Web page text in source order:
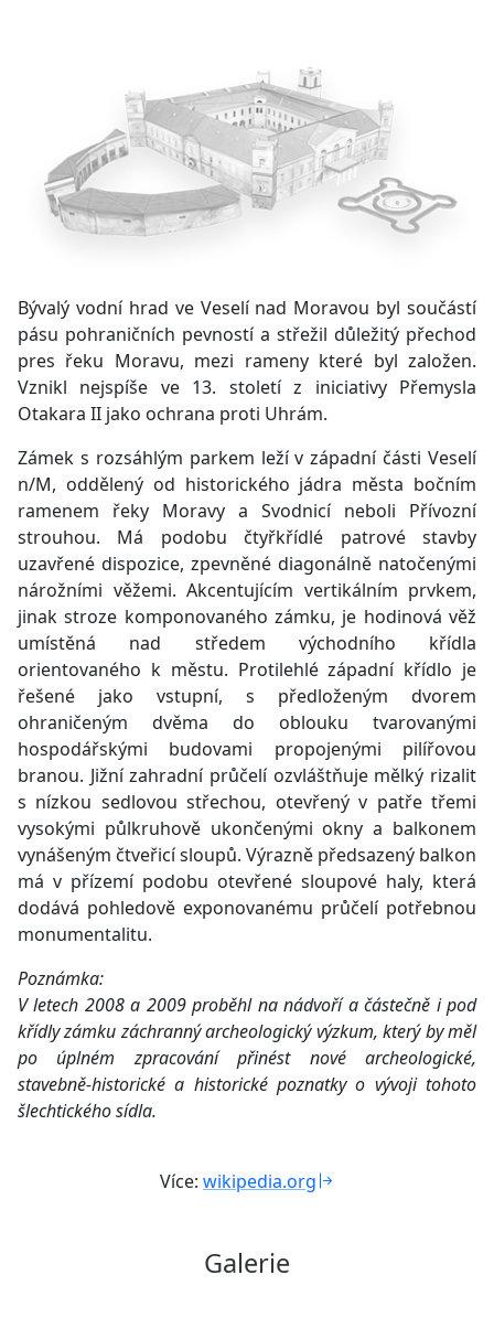
Bývalý vodní hrad ve Veselí nad Moravou byl součástí
pásu pohraničních pevností a střežil důležitý přechod
pres řeku Moravu, mezi rameny které byl založen.
Vznikl nejspíše ve 13. století z iniciativy Přemysla
Otakara II jako ochrana proti Uhrám.
Zámek s rozsáhlým parkem leží v západní části Veselí
n/M, oddělený od historického jádra města bočním
ramenem řeky Moravy a Svodnicí neboli Přívozní
strouhou. Má podobu čtyřkřídlé patrové stavby
uzavřené dispozice, zpevněné diagonálně natočenými
nárožními věžemi. Akcentujícím vertikálním prvkem,
jinak stroze komponovaného zámku, je hodinová věž
umístěná nad středem východního křídla
orientovaného k městu. Protilehlé západní křídlo je
řešené jako vstupní, s předloženým dvorem
ohraničeným dvěma do oblouku tvarovanými
hospodářskými budovami propojenými pilířovou
branou. Jižní zahradní průčelí ozvláštňuje mělký rizalit
s nízkou sedlovou střechou, otevřený v patře třemi
vysokými půlkruhově ukončenými okny a balkonem
vynášeným čtveřicí sloupů. Výrazně předsazený balkon
má v přízemí podobu otevřené sloupové haly, která
dodává pohledově exponovanému průčelí potřebnou
monumentalitu.
Poznámka:
V letech 2008 a 2009 proběhl na nádvoří a částečně i pod
křídly zámku záchranný archeologický výzkum, který by měl
po úplném zpracování přinést nové archeologické,
stavebně-historické a historické poznatky o vývoji tohoto
šlechtického sídla.
Více: wikipedia.org
Galerie